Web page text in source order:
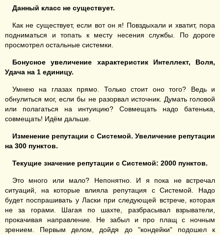
Данный класс не существует.
Как не существует, если вот он я! Повздыхали и хватит, пора
подниматься и топать к месту несения службы. По дороге
просмотрел остальные системки.
Бонусное увеличение характеристик Интеллект, Воля,
Удача на 1 единицу.
Умнею на глазах прямо. Только стоит оно того? Ведь и
обнулиться мог, если бы не разорвал источник. Думать головой
или полагаться на интуицию? Совмещать надо батенька,
совмещать! Идём дальше.
Изменение репутации с Системой. Увеличение репутации
на 300 пунктов.
Текущие значение репутации с Системой: 2000 пунктов.
Это много или мало? Непонятно. И я пока не встречал
ситуаций, на которые влияла репутация с Системой. Надо
будет поспрашивать у Ласки при следующей встрече, которая
не за горами. Шагая по шахте, разбрасывал взрыватели,
прокачивая направление. Не забыл и про плащ с ночным
зрением. Первым делом, дойдя до "кондейки" подошел к